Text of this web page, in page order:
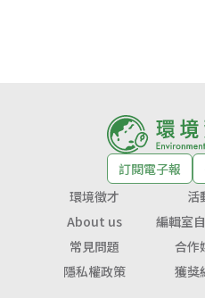
訂閱電子報
環境徵才
活
About us
編輯室
常見問題
合作
隱私權政策
獲獎